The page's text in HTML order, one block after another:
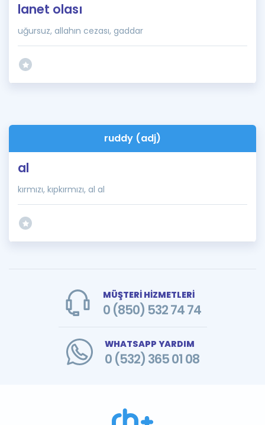
Blog
İngilizce Gramer
lanet olası
uğursuz, allahın cezası, gaddar
ruddy (adj)
al
kırmızı, kıpkırmızı, al al
MÜŞTERİ HİZMETLERİ
0 (850) 532 74 74
WHATSAPP YARDIM
0 (532) 365 01 08